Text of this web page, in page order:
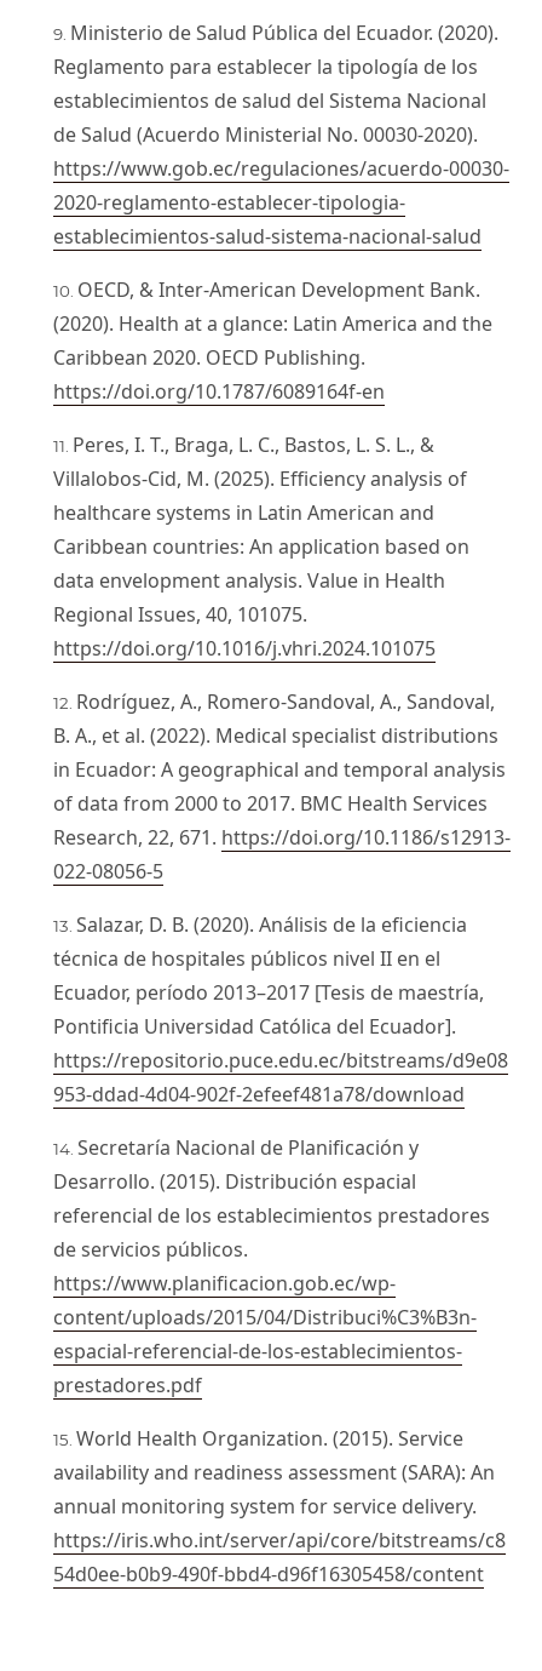
Ministerio de Salud Pública del Ecuador. (2020).
Reglamento para establecer la tipología de los
establecimientos de salud del Sistema Nacional
de Salud (Acuerdo Ministerial No. 00030-2020).
https://www.gob.ec/regulaciones/acuerdo-00030-
2020-reglamento-establecer-tipologia-
establecimientos-salud-sistema-nacional-salud
OECD, & Inter-American Development Bank.
(2020). Health at a glance: Latin America and the
Caribbean 2020. OECD Publishing.
https://doi.org/10.1787/6089164f-en
Peres, I. T., Braga, L. C., Bastos, L. S. L., &
Villalobos-Cid, M. (2025). Efficiency analysis of
healthcare systems in Latin American and
Caribbean countries: An application based on
data envelopment analysis. Value in Health
Regional Issues, 40, 101075.
https://doi.org/10.1016/j.vhri.2024.101075
Rodríguez, A., Romero-Sandoval, A., Sandoval,
B. A., et al. (2022). Medical specialist distributions
in Ecuador: A geographical and temporal analysis
of data from 2000 to 2017. BMC Health Services
Research, 22, 671. https://doi.org/10.1186/s12913-
022-08056-5
Salazar, D. B. (2020). Análisis de la eficiencia
técnica de hospitales públicos nivel II en el
Ecuador, período 2013–2017 [Tesis de maestría,
Pontificia Universidad Católica del Ecuador].
https://repositorio.puce.edu.ec/bitstreams/d9e08
953-ddad-4d04-902f-2efeef481a78/download
Secretaría Nacional de Planificación y
Desarrollo. (2015). Distribución espacial
referencial de los establecimientos prestadores
de servicios públicos.
https://www.planificacion.gob.ec/wp-
content/uploads/2015/04/Distribuci%C3%B3n-
espacial-referencial-de-los-establecimientos-
prestadores.pdf
World Health Organization. (2015). Service
availability and readiness assessment (SARA): An
annual monitoring system for service delivery.
https://iris.who.int/server/api/core/bitstreams/c8
54d0ee-b0b9-490f-bbd4-d96f16305458/content